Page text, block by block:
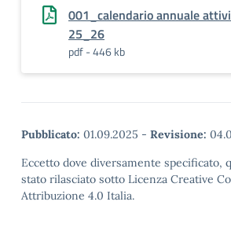
001_calendario annuale
25_26
pdf - 446 kb
Pubblicato: 01.09.2025 - Revisione:
Eccetto dove diversamente specificato,
stato rilasciato sotto Licenza Creative
Attribuzione 4.0 Italia.